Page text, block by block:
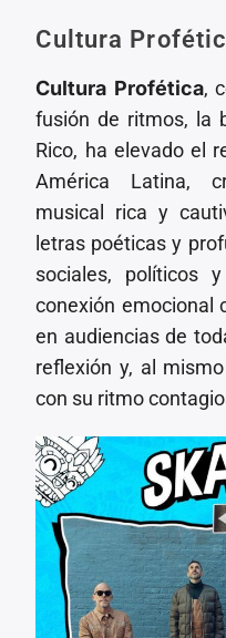
Cultura
Cultura Profética,
fusión de ritmos, la
Rico, ha elevado el
América Latina,
musical rica y
letras poéticas y
sociales, políticos
conexión emocional
en audiencias de
reflexión y, al
con su ritmo